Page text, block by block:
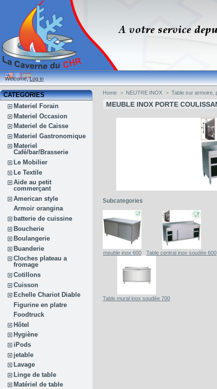
Welcome,Log in
CATEGORIES
Materiel Forain
Materiel Occasion
Materiel de Caisse
Materiel Gastronomique
Materiel
Café/bar/Brasserie
Le Mobilier
Le Textile
Aide au petit
commerçant
American style
Armoir orangina
batterie de cuissine
Boucherie
Boulangerie
Buanderie
Cloches plateau a
fromage
Cotillons
Cuisson
Echelle Chariot Diable
Figurine en platre
Foodtruck
Hôtel
Hygiène
iPods
jetable
Lavage
Linge de table
Matériel de table
Home > NEUTRE INOX > Table sur armoire,
MEUBLE INOX PORTE
Subcategories
meuble inox 600 Table central inox soudée 600
Table mural inox soudée 700